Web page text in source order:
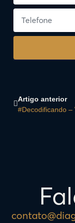
Artigo anterior